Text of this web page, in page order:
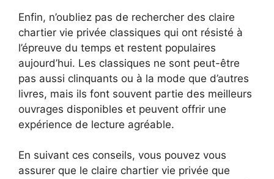
Enfin, n’oubliez pas de rechercher des claire
chartier vie privée classiques qui ont résisté à
l’épreuve du temps et restent populaires
aujourd’hui. Les classiques ne sont peut-être
pas aussi clinquants ou à la mode que d’autres
livres, mais ils font souvent partie des meilleurs
ouvrages disponibles et peuvent offrir une
expérience de lecture agréable.
En suivant ces conseils, vous pouvez vous
assurer que le claire chartier vie privée que